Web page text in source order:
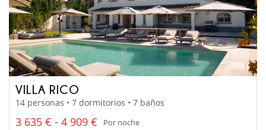
VILLA RICO
14 personas • 7 dormitorios • 7 baños
3 635 € - 4 909 €
Por noche